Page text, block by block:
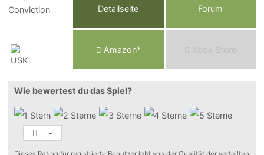
Detailseite Forum
Amazon* Xbox Store
Wie bewertest du das Spiel?
-